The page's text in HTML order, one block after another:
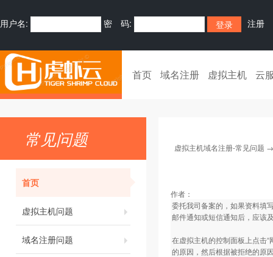
用户名: 密 码: 注册
首页 域名注册 虚拟主机 云
常见问题
首页
虚拟主机问题
域名注册问题
虚拟主机域名注册-常见问题
作者：
委托我司备案的，如果资料填
邮件通知或短信通知后，应该
在虚拟主机的控制面板上点击
的原因，然后根据被拒绝的原